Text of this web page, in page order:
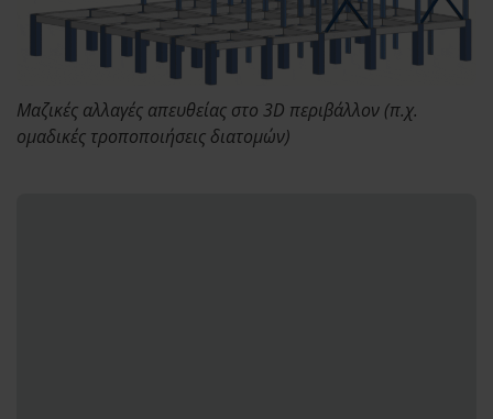
Mαζικές αλλαγές απευθείας στο 3D περιβάλλον (π.χ.
ομαδικές τροποποιήσεις διατομών)